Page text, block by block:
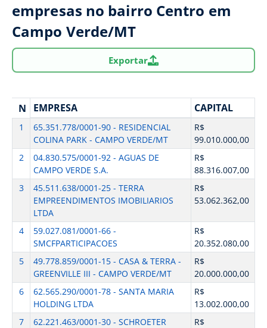
empresas no bairro Centro em
Campo Verde/MT
Exportar
N EMPRESA CAPITAL
1
65.351.778/0001-90 - RESIDENCIAL
COLINA PARK - CAMPO VERDE/MT
R$
99.010.000,00
2
04.830.575/0001-92 - AGUAS DE
CAMPO VERDE S.A.
R$
88.316.007,00
3
45.511.638/0001-25 - TERRA
EMPREENDIMENTOS IMOBILIARIOS
LTDA
R$
53.062.362,00
4
59.027.081/0001-66 -
SMCFPARTICIPACOES
R$
20.352.080,00
5
49.778.859/0001-15 - CASA & TERRA -
GREENVILLE III - CAMPO VERDE/MT
R$
20.000.000,00
6
62.565.290/0001-78 - SANTA MARIA
HOLDING LTDA
R$
13.002.000,00
7
62.221.463/0001-30 - SCHROETER
R$